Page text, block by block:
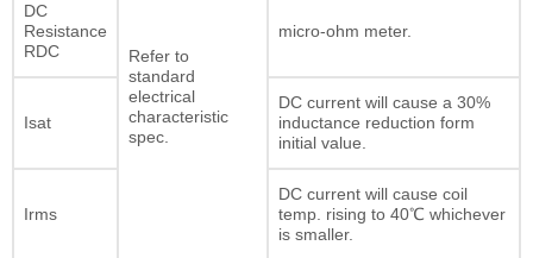
Refer to
standard
electrical
characteristic
spec.
DC
Resistance
RDC
micro-ohm meter.
Isat
DC current will cause a 30%
inductance reduction form
initial value.
Irms
DC current will cause coil
temp. rising to 40℃ whichever
is smaller.